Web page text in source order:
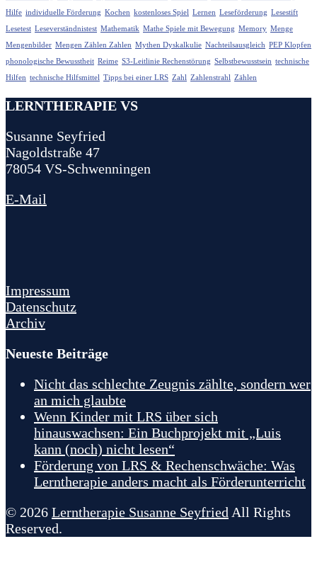
Hilfe individuelle Förderung Kochen kostenloses Spiel Lernen Leseförderung Lesestift
Lesetest Leseverständnistest Mathematik Mathe Spiele mit Bewegung Memory Menge
Mengenbilder Mengen Zählen Zahlen Mythen Dyskalkulie Nachteilsausgleich PEP Klopfen
phonologische Bewusstheit Reime S3-Leitlinie Rechenstörung Selbstbewusstsein technische
Hilfen technische Hilfsmittel Tipps bei einer LRS Zahl Zahlenstrahl Zählen
LERNTHERAPIE VS
Susanne Seyfried
Nagoldstraße 47
78054 VS-Schwenningen
E-Mail
Impressum
Datenschutz
Archiv
Neueste Beiträge
Nicht das schlechte Zeugnis zählte, sondern wer
an mich glaubte
Wenn Kinder mit LRS über sich
hinauswachsen: Ein Buchprojekt mit „Luis
kann (noch) nicht lesen“
Förderung von LRS & Rechenschwäche: Was
Lerntherapie anders macht als Förderunterricht
© 2026 Lerntherapie Susanne Seyfried All Rights
Reserved.